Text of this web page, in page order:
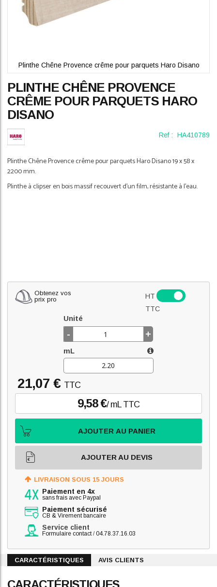
PLINTHE CHÊNE PROVENCE
CRÊME POUR PARQUETS HARO
DISANO
Ref : HA410789
Plinthe Chêne Provence crême pour parquets Haro Disano 19 x 58 x
2200 mm.
Plinthe à clipser en bois massif recouvert d'un film, résistante à l'eau.
Plinthe Chêne Provence crême pour parquets Haro Disano
to
the
beginning
images
gallery
Obtenez vos
prix pro
HT
TTC
Unité
- +
mL
21,07 € TTC
9,58 €/ mL TTC
AJOUTER AU PANIER
AJOUTER AU DEVIS
LIVRAISON SOUS 15 JOURS
Paiement en 4x
sans frais avec Paypal
Paiement sécurisé
CB & Virement bancaire
Service client
Formulaire contact/04.78.37.16.03
CARACTÉRISTIQUES AVIS CLIENTS
CARACTÉRISTIQUES